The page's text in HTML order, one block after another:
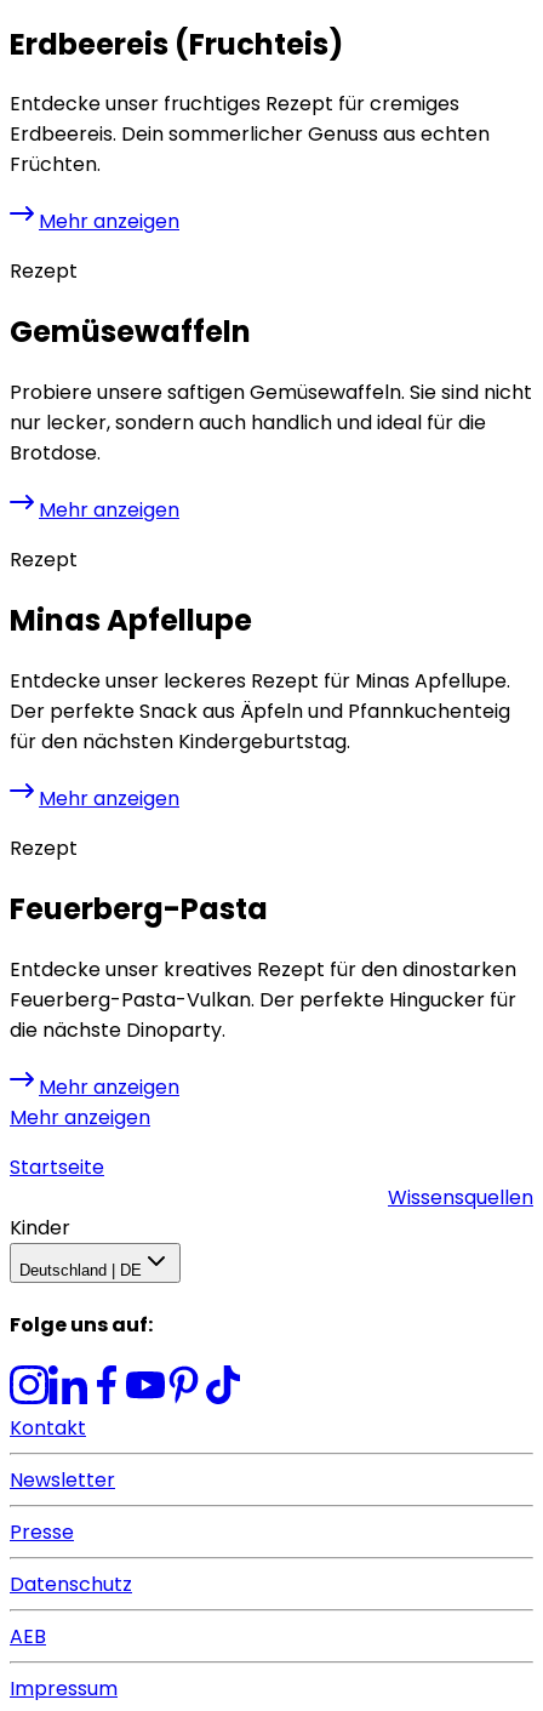
Erdbeereis (Fruchteis)
Entdecke unser fruchtiges Rezept für cremiges
Erdbeereis. Dein sommerlicher Genuss aus echten
Früchten.
Mehr anzeigen
Rezept
Gemüsewaffeln
Probiere unsere saftigen Gemüsewaffeln. Sie sind nicht
nur lecker, sondern auch handlich und ideal für die
Brotdose.
Mehr anzeigen
Rezept
Minas Apfellupe
Entdecke unser leckeres Rezept für Minas Apfellupe.
Der perfekte Snack aus Äpfeln und Pfannkuchenteig
für den nächsten Kindergeburtstag.
Mehr anzeigen
Rezept
Feuerberg-Pasta
Entdecke unser kreatives Rezept für den dinostarken
Feuerberg-Pasta-Vulkan. Der perfekte Hingucker für
die nächste Dinoparty.
Mehr anzeigen
Mehr anzeigen
Startseite
Wissensquellen
Kinder
Deutschland | DE
Folge uns auf:
Kontakt
Newsletter
Presse
Datenschutz
AEB
Impressum